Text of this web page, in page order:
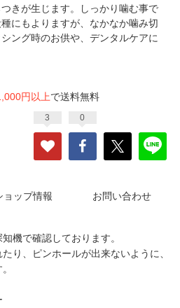
きが生じます。しっかり噛む事で
にもよりますが、なかなか噛み切
ング時のお供や、デンタルケアに
円以上で送料無料
3 0
ョップ情報 お問い合わせ
機で確認しております。
り、ピンホールが出来ないように、